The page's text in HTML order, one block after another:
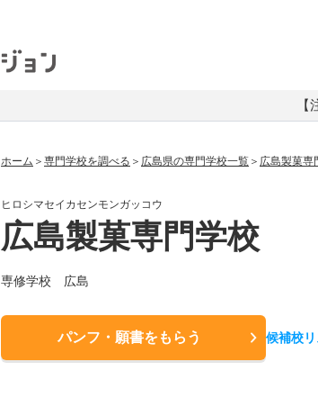
ホーム 専門学校を調べる 広島県の専門学校一覧 広島製菓専
ヒロシマセイカセンモンガッコウ
広島製菓専門学校
専修学校 広島
パンフ・願書をもらう 候補校